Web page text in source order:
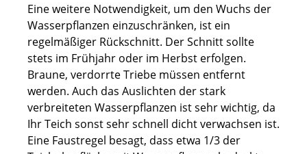
Eine weitere Notwendigkeit, um den Wuchs der
Wasserpflanzen einzuschränken, ist ein
regelmäßiger Rückschnitt. Der Schnitt sollte
stets im Frühjahr oder im Herbst erfolgen.
Braune, verdorrte Triebe müssen entfernt
werden. Auch das Auslichten der stark
verbreiteten Wasserpflanzen ist sehr wichtig, da
Ihr Teich sonst sehr schnell dicht verwachsen ist.
Eine Faustregel besagt, dass etwa 1/3 der